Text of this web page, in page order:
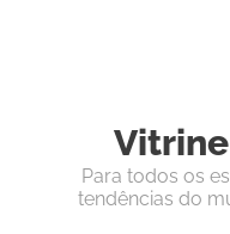
Para todos os
tendências do